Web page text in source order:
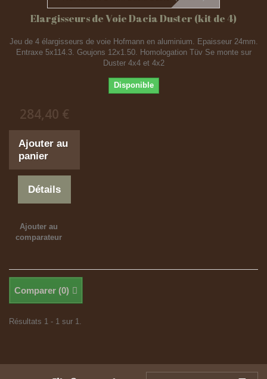
Elargisseurs de Voie Dacia Duster (kit de 4)
Jeu de 4 élargisseurs de voie Hofmann en aluminium. Epaisseur 24mm.
Entraxe 5x114.3. Goujons 12x1.50. Homologation Tüv Se monte sur
Duster 4x4 et 4x2
Disponible
284,40 €
Ajouter au
panier
Détails
Ajouter au
comparateur
Comparer (0)
Résultats 1 - 1 sur 1.